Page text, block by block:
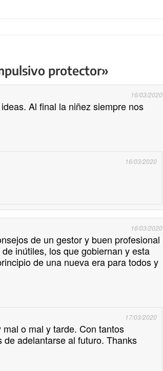
protector»
16/03/2020
Al final la niñez siempre nos
16/03/2020
16/03/2020
de un gestor y buen profesional
inútiles, los que gobiernan y esta
de una nueva era para todos y
17/03/2020
o mal y tarde. Con tantos
adelantarse al futuro. Thanks